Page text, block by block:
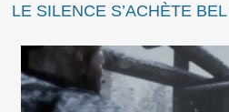
LE SILENCE S’ACHÈTE